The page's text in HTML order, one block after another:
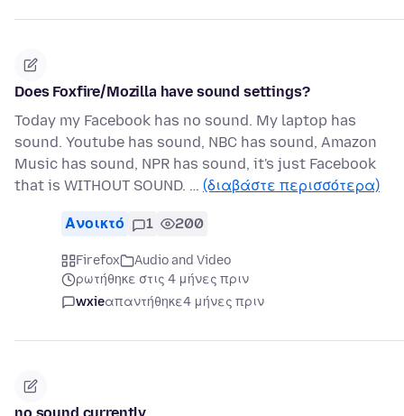
Does Foxfire/Mozilla have sound settings?
Today my Facebook has no sound. My laptop has
sound. Youtube has sound, NBC has sound, Amazon
Music has sound, NPR has sound, it's just Facebook
that is WITHOUT SOUND. … (διαβάστε περισσότερα)
Ανοικτό 1 200
Firefox
Audio and Video
ρωτήθηκε στις 4 μήνες πριν
wxieαπαντήθηκε4 μήνες πριν